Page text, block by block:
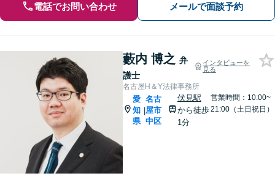
電話でお問い合わせ メールで面談予約
藪内 博之 弁
護士
インタビューを
見る
名古屋H＆Y法律事務所
愛
知
県
|
名古
屋市
中区
伏見駅
から徒歩
1分
営業時間：10:00~
21:00（土日祝日）